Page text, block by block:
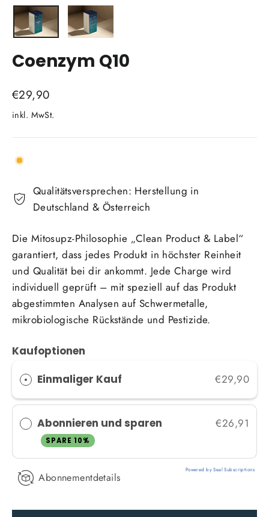
Coenzym Q10
Normaler
Preis
€29,90
inkl. MwSt.
Qualitätsversprechen: Herstellung in
Deutschland & Österreich
Die Mitosupz-Philosophie „Clean Product & Label“
garantiert, dass jedes Produkt in höchster Reinheit
und Qualität bei dir ankommt. Jede Charge wird
individuell geprüft – mit speziell auf das Produkt
abgestimmten Analysen auf Schwermetalle,
mikrobiologische Rückstände und Pestizide.
Kaufoptionen
Einmaliger Kauf
€29,90
Abonnieren und sparen
SPARE 10%
€26,91
Powered by Seal Subscriptions
Abonnementdetails